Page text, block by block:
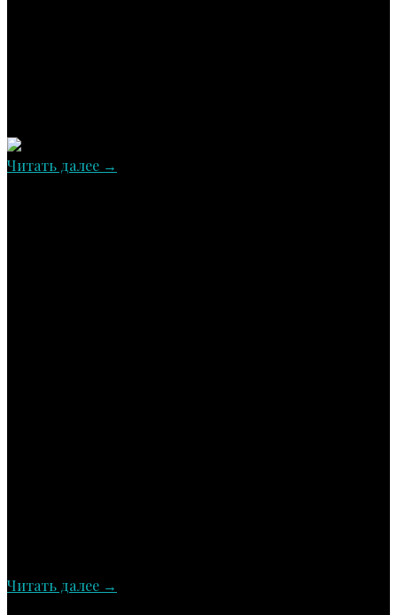
Читать далее →
Читать далее →